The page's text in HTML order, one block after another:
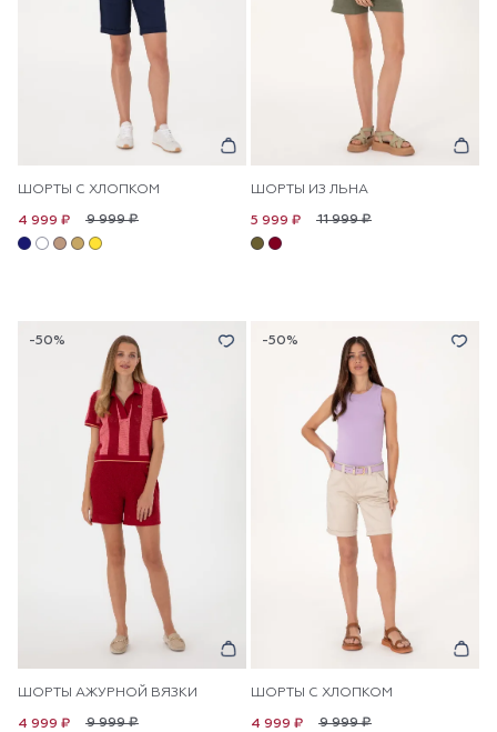
ШОРТЫ С ХЛОПКОМ
9 999 ₽
4 999 ₽
ШОРТЫ ИЗ ЛЬНА
11 999 ₽
5 999 ₽
-50%
ШОРТЫ АЖУРНОЙ ВЯЗКИ
9 999 ₽
4 999 ₽
-50%
ШОРТЫ С ХЛОПКОМ
9 999 ₽
4 999 ₽